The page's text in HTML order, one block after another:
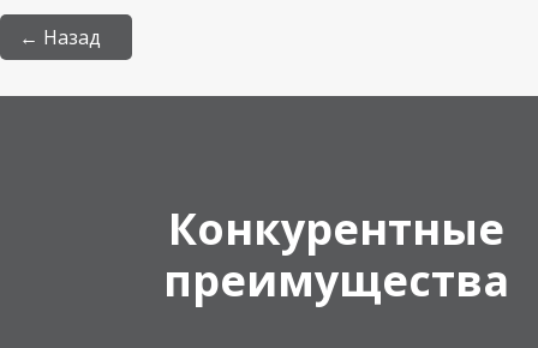
← Назад
Конкурентные
преимущества